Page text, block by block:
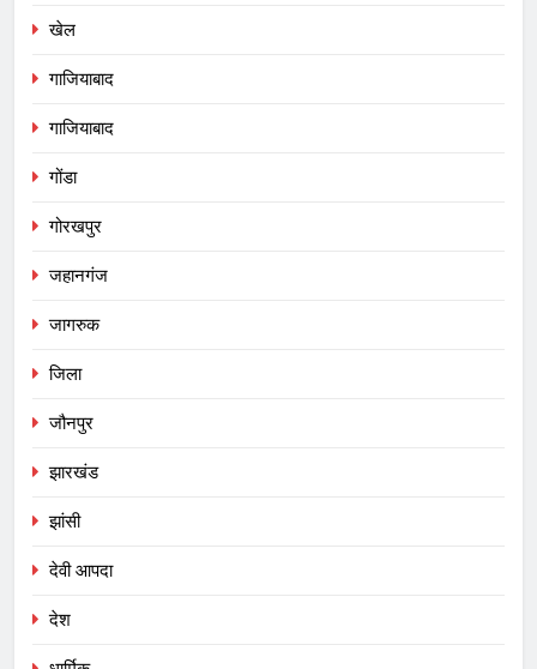
खेल
गाजियाबाद
गाजियाबाद
गोंडा
गोरखपुर
जहानगंज
जागरुक
जिला
जौनपुर
झारखंड
झांसी
देवी आपदा
देश